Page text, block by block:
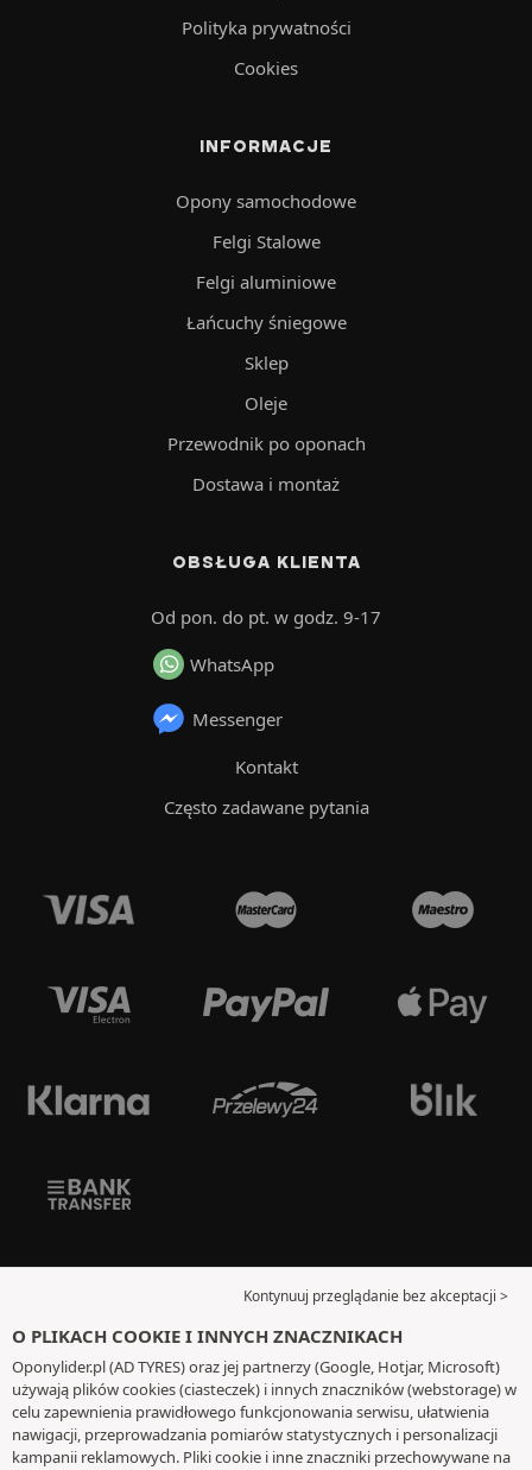
Polityka prywatności
Cookies
INFORMACJE
Opony samochodowe
Felgi Stalowe
Felgi aluminiowe
Łańcuchy śniegowe
Sklep
Oleje
Przewodnik po oponach
Dostawa i montaż
OBSŁUGA KLIENTA
Od pon. do pt. w godz. 9-17
WhatsApp
Messenger
Kontakt
Często zadawane pytania
Kontynuuj przeglądanie bez akceptacji >
O PLIKACH COOKIE I INNYCH ZNACZNIKACH
Oponylider.pl (AD TYRES) oraz jej partnerzy (Google, Hotjar, Microsoft)
używają plików cookies (ciasteczek) i innych znaczników (webstorage) w
celu zapewnienia prawidłowego funkcjonowania serwisu, ułatwienia
nawigacji, przeprowadzania pomiarów statystycznych i personalizacji
kampanii reklamowych. Pliki cookie i inne znaczniki przechowywane na